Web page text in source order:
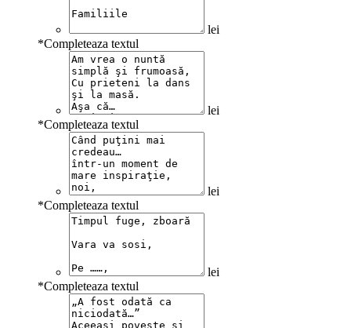
lei
*Completeaza textul
lei
*Completeaza textul
lei
*Completeaza textul
lei
*Completeaza textul